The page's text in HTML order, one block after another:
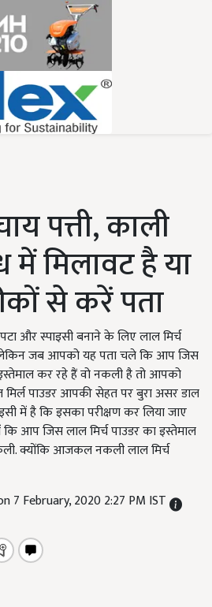
पत्ती, काली
में मिलावट है या
से करें पता
और स्पाइसी बनाने के लिए लाल मिर्च
लेकिन जब आपको यह पता चले कि आप जिस
कर रहे हैं वो नकली है तो आपको
पाउडर आपकी सेहत पर बुरा असर डाल
में है कि इसका परीक्षण कर लिया जाए
आप जिस लाल मिर्च पाउडर का इस्तेमाल
क्योंकि आजकल नकली लाल मिर्च
7 February, 2020 2:27 PM IST